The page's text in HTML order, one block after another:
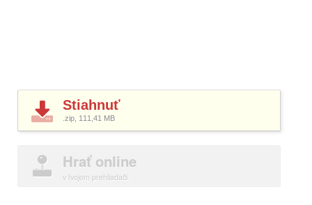
Stiahnuť
.zip, 111,41 MB
Hrať online
v tvojom prehliadači